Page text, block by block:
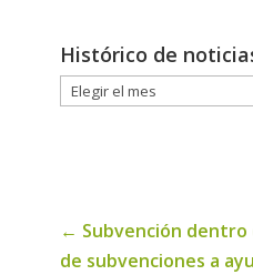
Histórico de
Histórico
← Subvención dentro
de subvenciones a